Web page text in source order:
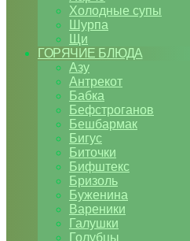
Холодные супы
Шурпа
Щи
ГОРЯЧИЕ БЛЮДА
Азу
Антрекот
Бабка
Бефстроганов
Бешбармак
Бигус
Биточки
Бифштекс
Бризоль
Буженина
Вареники
Галушки
Голубцы